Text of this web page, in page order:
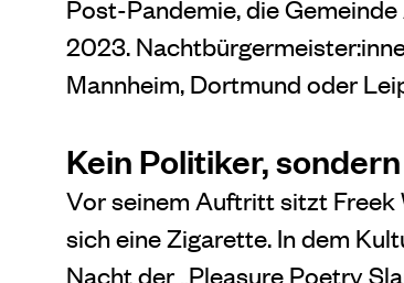
Post-Pandemie, die
2023.
Mannheim, Dortmund oder
Kein Politiker,
Vor seinem Auftritt sitzt Freek
sich eine Zigarette. In dem
Nacht der „Pleasure Poetry